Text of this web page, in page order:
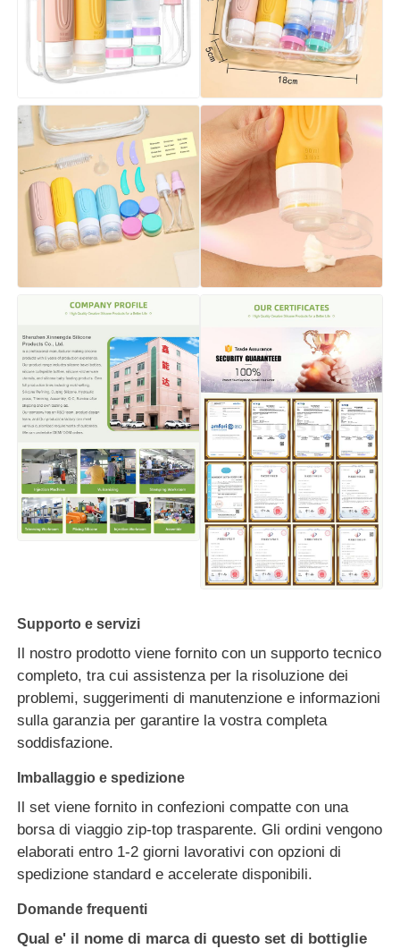
Supporto e servizi
Il nostro prodotto viene fornito con un supporto tecnico
completo, tra cui assistenza per la risoluzione dei
problemi, suggerimenti di manutenzione e informazioni
sulla garanzia per garantire la vostra completa
soddisfazione.
Imballaggio e spedizione
Il set viene fornito in confezioni compatte con una
borsa di viaggio zip-top trasparente. Gli ordini vengono
elaborati entro 1-2 giorni lavorativi con opzioni di
spedizione standard e accelerate disponibili.
Domande frequenti
Qual e' il nome di marca di questo set di bottiglie